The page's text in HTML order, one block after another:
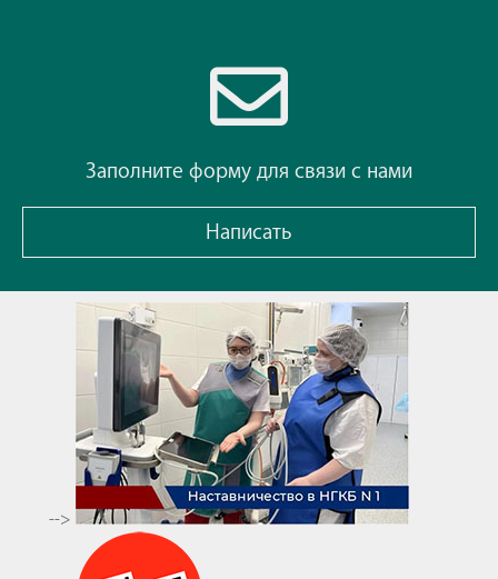
Заполните форму для связи с нами
Написать
-->